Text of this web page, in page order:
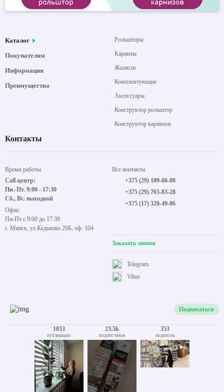
Каталог
Покупателям
Информация
Преимущества
Рольшторы
Карнизы
Жалюзи
Комплектующие
Аксессуары
Конструктор рольштор
Конструктор карнизов
Контакты
Время работы
Call-центр:
Пн.-Пт. 9:00 - 17:30
Сб., Вс. выходной
Офис:
Пн-Пт с 9:00 до 17:30
г. Минск, ул.Кедышко 26Б, оф. 104
Все контакты
+375 (29) 109-66-00
+375 (29) 765-83-28
+375 (17) 320-49-06
Заказать звонок
Viber
Telegram
Подписаться
1033
публикации
23.5k
подписчиков
353
подписок